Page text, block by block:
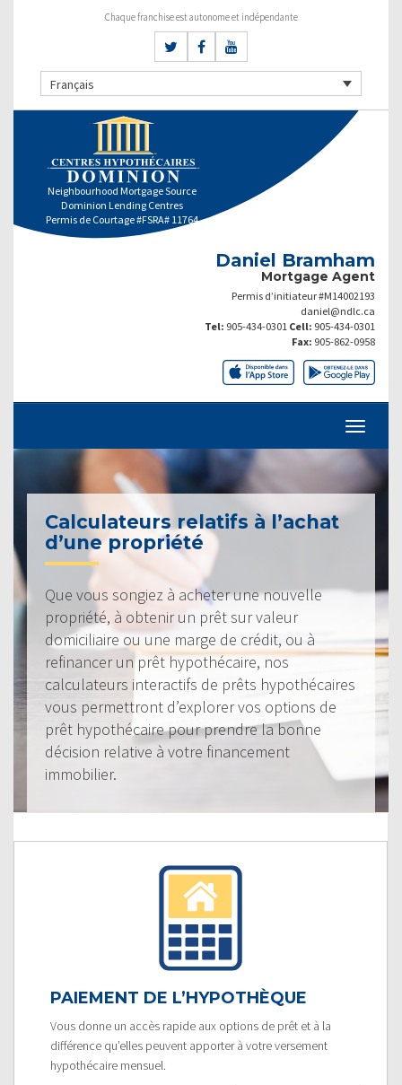
Chaque franchise est autonome et indépendante
Français
Neighbourhood Mortgage Source
Dominion Lending Centres
Permis de Courtage #FSRA# 11764
Daniel Bramham
Mortgage Agent
Permis d’initiateur #M14002193
daniel@ndlc.ca
Tel: 905-434-0301 Cell: 905-434-0301
Fax: 905-862-0958
Calculateurs relatifs à l’achat
d’une propriété
Que vous songiez à acheter une nouvelle
propriété, à obtenir un prêt sur valeur
domiciliaire ou une marge de crédit, ou à
refinancer un prêt hypothécaire, nos
calculateurs interactifs de prêts hypothécaires
vous permettront d’explorer vos options de
prêt hypothécaire pour prendre la bonne
décision relative à votre financement
immobilier.
PAIEMENT DE L’HYPOTHÈQUE
Vous donne un accès rapide aux options de prêt et à la
différence qu’elles peuvent apporter à votre versement
hypothécaire mensuel.